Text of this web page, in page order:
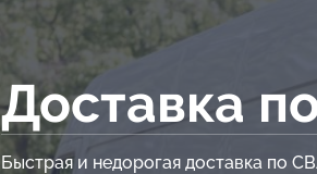
Доставка
Быстрая и недорогая доставка по